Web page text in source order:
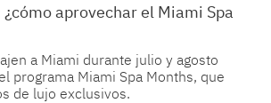
aprovechar el Miami Spa
a Miami durante julio y agosto
programa Miami Spa Months, que
de lujo exclusivos.